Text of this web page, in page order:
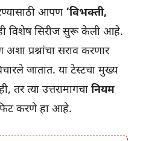
आपण ‘विभक्ती,
विशेष सिरीज सुरू केली आहे.
प्रश्नांचा सराव करणार
जातात. या टेस्टचा मुख्य
तर त्या उत्तरामागचा नियम
करणे हा आहे.